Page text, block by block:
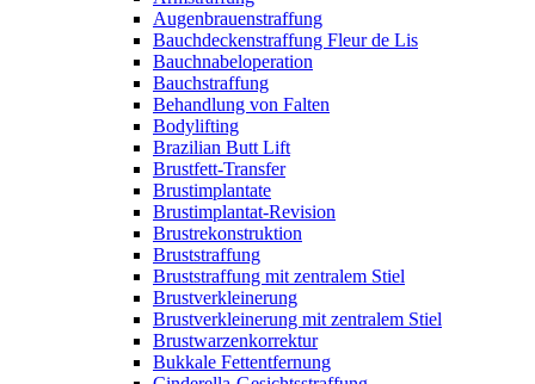
Augenbrauenstraffung
Bauchdeckenstraffung Fleur de Lis
Bauchnabeloperation
Bauchstraffung
Behandlung von Falten
Bodylifting
Brazilian Butt Lift
Brustfett-Transfer
Brustimplantate
Brustimplantat-Revision
Brustrekonstruktion
Bruststraffung
Bruststraffung mit zentralem Stiel
Brustverkleinerung
Brustverkleinerung mit zentralem Stiel
Brustwarzenkorrektur
Bukkale Fettentfernung